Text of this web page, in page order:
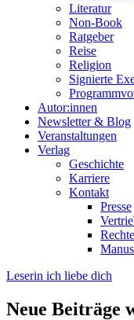
Literatur
Non-Book
Ratgeber
Reise
Religion
Signierte
Autor:innen
Newsletter & Blog
Veranstaltungen
Verlag
Geschichte
Karriere
Kontakt
Presse
Leserin ich liebe dich
Neue Beiträge